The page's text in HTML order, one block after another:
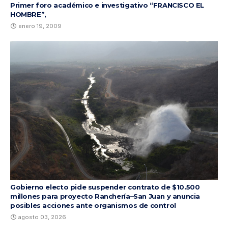
Primer foro académico e investigativo “FRANCISCO EL
HOMBRE”,
enero 19, 2009
Gobierno electo pide suspender contrato de $10.500
millones para proyecto Ranchería–San Juan y anuncia
posibles acciones ante organismos de control
agosto 03, 2026